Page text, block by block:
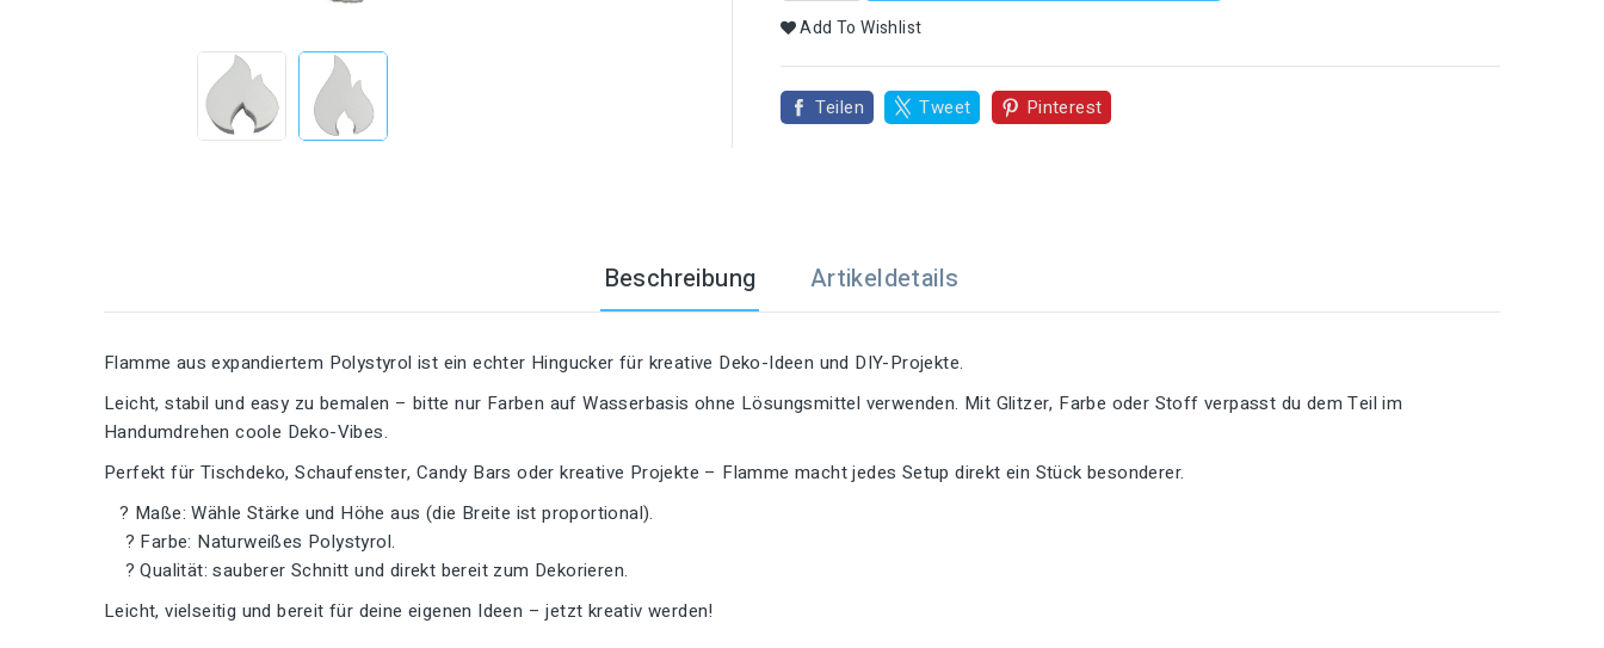
Add To Wishlist
Teilen Tweet Pinterest
Beschreibung Artikeldetails
Flamme aus expandiertem Polystyrol ist ein echter Hingucker für kreative Deko-Ideen und DIY-Projekte.
Leicht, stabil und easy zu bemalen – bitte nur Farben auf Wasserbasis ohne Lösungsmittel verwenden. Mit Glitzer, Farbe oder Stoff verpasst du dem Teil im
Handumdrehen coole Deko-Vibes.
Perfekt für Tischdeko, Schaufenster, Candy Bars oder kreative Projekte – Flamme macht jedes Setup direkt ein Stück besonderer.
? Maße: Wähle Stärke und Höhe aus (die Breite ist proportional).
? Farbe: Naturweißes Polystyrol.
? Qualität: sauberer Schnitt und direkt bereit zum Dekorieren.
Leicht, vielseitig und bereit für deine eigenen Ideen – jetzt kreativ werden!